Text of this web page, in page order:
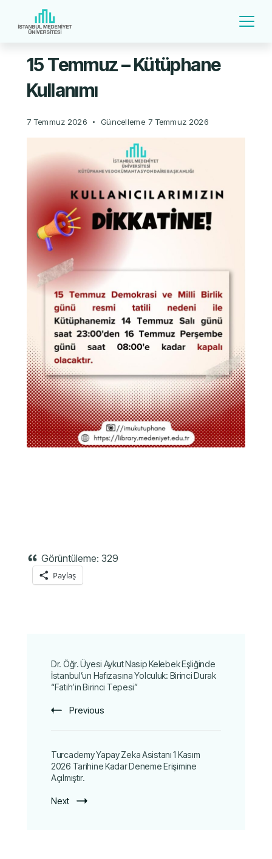
15 Temmuz – Kütüphane
Kullanımı
7 Temmuz 2026 Güncelleme 7 Temmuz 2026
Görüntüleme: 329
Paylaş
Dr. Öğr. Üyesi Aykut Nasip Kelebek Eşliğinde
İstanbul’un Hafızasına Yolculuk: Birinci Durak
“Fatih’in Birinci Tepesi”
Previous
Turcademy Yapay Zeka Asistanı 1 Kasım
2026 Tarihine Kadar Deneme Erişimine
Açılmıştır.
Next